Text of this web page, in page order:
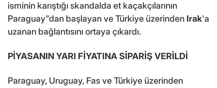
isminin karıştığı skandalda et kaçakçılarının
Paraguay"dan başlayan ve Türkiye üzerinden Irak'a
uzanan bağlantısını ortaya çıkardı.
PİYASANIN YARI FİYATINA SİPARİŞ VERİLDİ
Paraguay, Uruguay, Fas ve Türkiye üzerinden